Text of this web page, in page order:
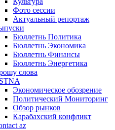
Фото сессии
Актуальный репортаж
Бюллетнь Политика
Бюллетнь Экономика
Бюллетнь Финансы
Бюллетнь Энергетика
слова
Экономическое обозрение
Политический Мониторинг
Обзор рынков
Карабахский конфликт
az